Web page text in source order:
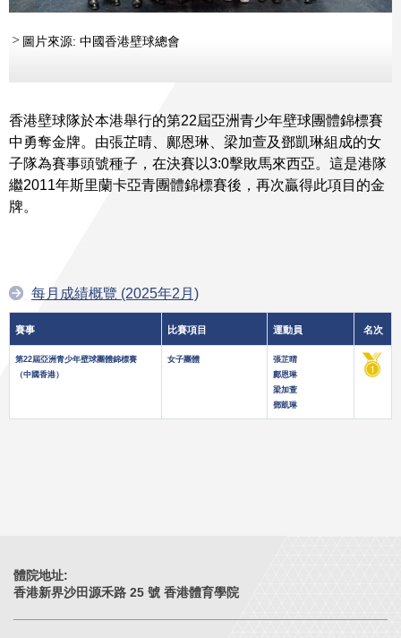
圖片來源: 中國香港壁球總會
香港壁球隊於本港舉行的第22屆亞洲青少年壁球團體錦標賽
中勇奪金牌。由張芷晴、鄺恩琳、梁加萱及鄧凱琳組成的女
子隊為賽事頭號種子，在決賽以3:0擊敗馬來西亞。這是港隊
繼2011年斯里蘭卡亞青團體錦標賽後，再次贏得此項目的金
牌。
每月成績概覽 (2025年2月)
賽事 比賽項目 運動員 名次
第22屆亞洲青少年壁球團體錦標賽
（中國香港）
女子團體
張芷晴
鄺恩琳
梁加萱
鄧凱琳
體院地址:
香港新界沙田源禾路 25 號 香港體育學院